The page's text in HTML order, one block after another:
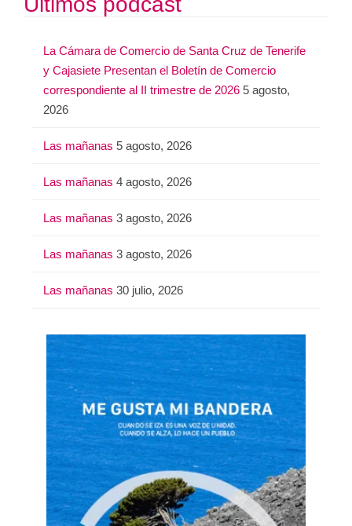
La Cámara de Comercio de Santa Cruz de Tenerife
y Cajasiete Presentan el Boletín de Comercio
correspondiente al II trimestre de 2026 5 agosto,
2026
Las mañanas 5 agosto, 2026
Las mañanas 4 agosto, 2026
Las mañanas 3 agosto, 2026
Las mañanas 3 agosto, 2026
Las mañanas 30 julio, 2026